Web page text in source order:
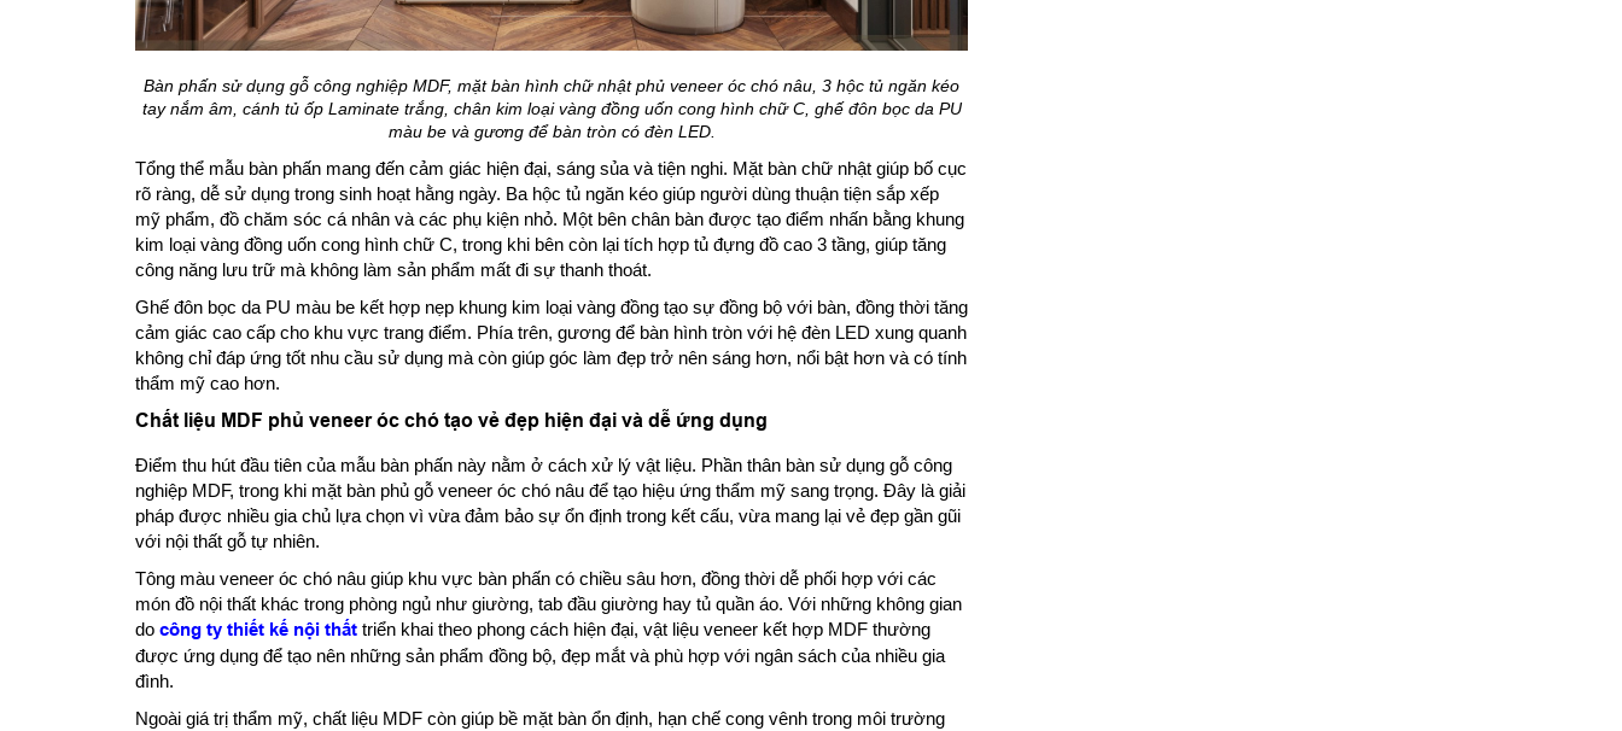
Bàn phấn sử dụng gỗ công nghiệp MDF, mặt bàn hình chữ nhật phủ veneer óc chó nâu, 3 hộc tủ ngăn kéo
tay nắm âm, cánh tủ ốp Laminate trắng, chân kim loại vàng đồng uốn cong hình chữ C, ghế đôn bọc da PU
màu be và gương để bàn tròn có đèn LED.
Tổng thể mẫu bàn phấn mang đến cảm giác hiện đại, sáng sủa và tiện nghi. Mặt bàn chữ nhật giúp bố cục
rõ ràng, dễ sử dụng trong sinh hoạt hằng ngày. Ba hộc tủ ngăn kéo giúp người dùng thuận tiện sắp xếp
mỹ phẩm, đồ chăm sóc cá nhân và các phụ kiện nhỏ. Một bên chân bàn được tạo điểm nhấn bằng khung
kim loại vàng đồng uốn cong hình chữ C, trong khi bên còn lại tích hợp tủ đựng đồ cao 3 tầng, giúp tăng
công năng lưu trữ mà không làm sản phẩm mất đi sự thanh thoát.
Ghế đôn bọc da PU màu be kết hợp nẹp khung kim loại vàng đồng tạo sự đồng bộ với bàn, đồng thời tăng
cảm giác cao cấp cho khu vực trang điểm. Phía trên, gương để bàn hình tròn với hệ đèn LED xung quanh
không chỉ đáp ứng tốt nhu cầu sử dụng mà còn giúp góc làm đẹp trở nên sáng hơn, nổi bật hơn và có tính
thẩm mỹ cao hơn.
Chất liệu MDF phủ veneer óc chó tạo vẻ đẹp hiện đại và dễ ứng dụng
Điểm thu hút đầu tiên của mẫu bàn phấn này nằm ở cách xử lý vật liệu. Phần thân bàn sử dụng gỗ công
nghiệp MDF, trong khi mặt bàn phủ gỗ veneer óc chó nâu để tạo hiệu ứng thẩm mỹ sang trọng. Đây là giải
pháp được nhiều gia chủ lựa chọn vì vừa đảm bảo sự ổn định trong kết cấu, vừa mang lại vẻ đẹp gần gũi
với nội thất gỗ tự nhiên.
Tông màu veneer óc chó nâu giúp khu vực bàn phấn có chiều sâu hơn, đồng thời dễ phối hợp với các
món đồ nội thất khác trong phòng ngủ như giường, tab đầu giường hay tủ quần áo. Với những không gian
do công ty thiết kế nội thất triển khai theo phong cách hiện đại, vật liệu veneer kết hợp MDF thường
được ứng dụng để tạo nên những sản phẩm đồng bộ, đẹp mắt và phù hợp với ngân sách của nhiều gia
đình.
Ngoài giá trị thẩm mỹ, chất liệu MDF còn giúp bề mặt bàn ổn định, hạn chế cong vênh trong môi trường